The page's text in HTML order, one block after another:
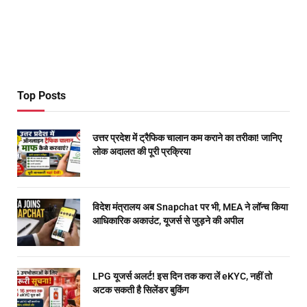
Top Posts
उत्तर प्रदेश में ट्रैफिक चालान कम कराने का तरीका! जानिए
लोक अदालत की पूरी प्रक्रिया
विदेश मंत्रालय अब Snapchat पर भी, MEA ने लॉन्च किया
आधिकारिक अकाउंट, यूजर्स से जुड़ने की अपील
LPG यूजर्स अलर्ट! इस दिन तक करा लें eKYC, नहीं तो
अटक सकती है सिलेंडर बुकिंग